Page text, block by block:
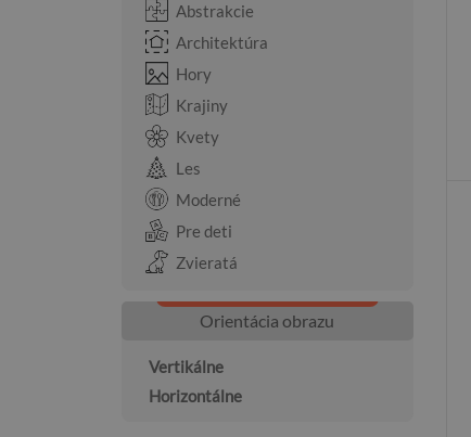
Abstrakcie
Architektúra
Hory
Krajiny
Kvety
Les
Moderné
Pre deti
Zvieratá
Orientácia obrazu
Vertikálne
Horizontálne